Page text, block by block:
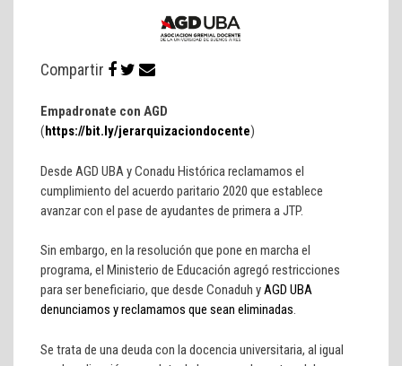
Compartir
Empadronate con AGD
(https://bit.ly/jerarquizaciondocente)
Desde AGD UBA y Conadu Histórica reclamamos el
cumplimiento del acuerdo paritario 2020 que establece
avanzar con el pase de ayudantes de primera a JTP.
Sin embargo, en la resolución que pone en marcha el
programa, el Ministerio de Educación agregó restricciones
para ser beneficiario, que desde Conaduh yAGD UBA
denunciamos y reclamamos que sean eliminadas.
Se trata de una deuda con la docencia universitaria, al igual